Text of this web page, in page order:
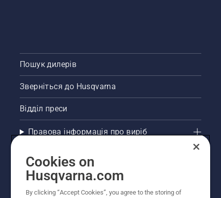
Пошук дилерів
Зверніться до Husqvarna
Відділ преси
Правова інформація про виріб
Інші сайти Husqvarna
Рекомендовані інтернет-магазини
Cookies on
Husqvarna.com
By clicking “Accept Cookies”, you agree to the storing of